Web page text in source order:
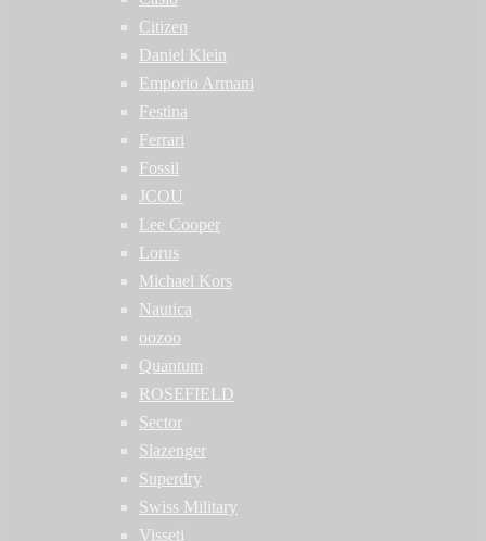
Citizen
Daniel Klein
Emporio Armani
Festina
Ferrari
Fossil
JCOU
Lee Cooper
Lorus
Michael Kors
Nautica
oozoo
Quantum
ROSEFIELD
Sector
Slazenger
Superdry
Swiss Military
Visseti